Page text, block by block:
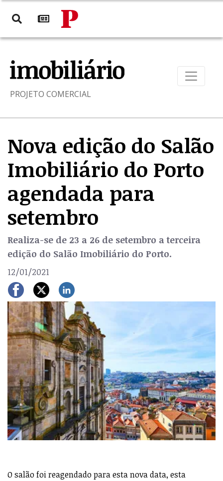
PROJETO COMERCIAL
Nova edição do Salão
Imobiliário do Porto
agendada para
setembro
Realiza-se de 23 a 26 de setembro a terceira
edição do Salão Imobiliário do Porto.
12/01/2021
O salão foi reagendado para esta nova data, esta